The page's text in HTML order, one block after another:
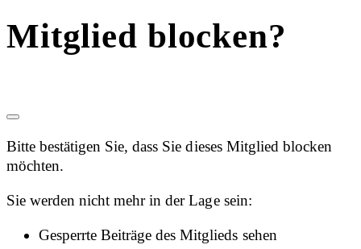
Mitglied blocken?
Bitte bestätigen Sie, dass Sie dieses Mitglied blocken
möchten.
Sie werden nicht mehr in der Lage sein:
Gesperrte Beiträge des Mitglieds sehen